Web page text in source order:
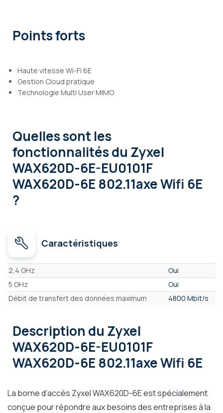
Points forts
Haute vitesse Wi-Fi 6E
Gestion Cloud pratique
Technologie Multi User MIMO
Quelles sont les
fonctionnalitésdu Zyxel
WAX620D-6E-EU0101F
WAX620D-6E 802.11axe Wifi 6E
?
Caractéristiques
Caractéristiques
2,4 GHz
Oui
5 GHz
Oui
Débit de transfert des données maximum
4800 Mbit/s
Description du Zyxel
WAX620D-6E-EU0101F
WAX620D-6E 802.11axe Wifi 6E
La borne d'accès Zyxel WAX620D-6E est spécialement
conçue pour répondre aux besoins des entreprises à la